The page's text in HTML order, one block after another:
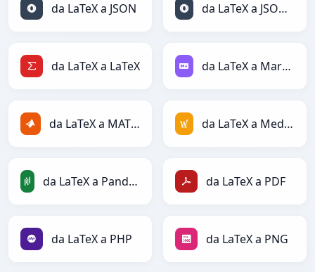
da LaTeX a JSON da LaTeX a JSONLines
da LaTeX a LaTeX da LaTeX a Markdown
da LaTeX a MATLAB da LaTeX a MediaWiki
da LaTeX a PandasDataFrame da LaTeX a PDF
da LaTeX a PHP da LaTeX a PNG